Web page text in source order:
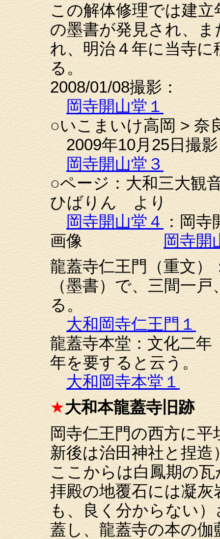
この解体修理では建
の墨書が発見され、
れ、明治４年に当寺
る。
2008/01/08撮影：
岡寺開山堂１
○いこまいけ高岡 > 奈
2009年10月25日撮
岡寺開山堂３
○ページ：大和三大観
ひばりん より
岡寺開山堂４：岡寺
画像岡寺開
龍蓋寺仁王門（重文）
（墨書）で、三間一戸
る。
大和岡寺仁王門１
龍蓋寺本堂：文化二年
年を要すると云う。
大和岡寺本堂１
★大和本龍蓋寺旧跡
岡寺仁王門の西方に
新後は治田神社と捏造
ここからは白鳳期の
拝殿の地覆石には凝
も、良く分からない）
蓋し、龍蓋寺の本の